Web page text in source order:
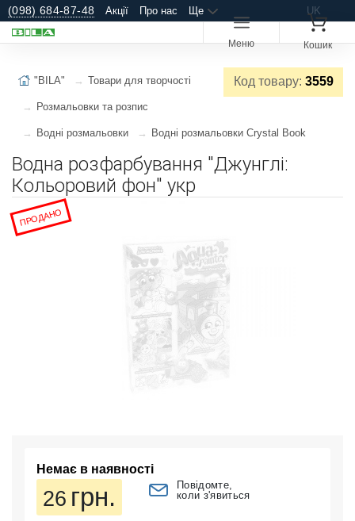
(098) 684-87-48 Акції Про нас Ще UK
Меню Кошик
Код товару: 3559
"BILA" Товари для творчості
Розмальовки та розпис
Водні розмальовки Водні розмальовки Crystal Book
Водна розфарбування "Джунглі:
Кольоровий фон" укр
ПРОДАНО
Немає в наявності
26 грн.
Повідомте,
коли з'явиться